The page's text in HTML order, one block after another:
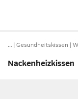
… Gesundheitskissen
Nackenheizkissen